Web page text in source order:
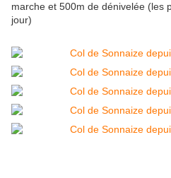
marche et 500m de dénivelée (les
jour)